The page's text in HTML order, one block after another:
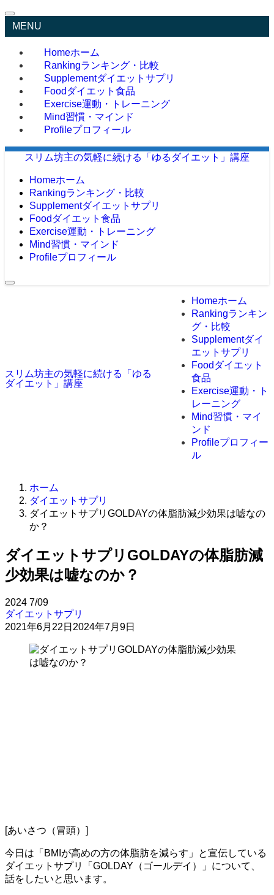
MENU
Homeホーム
Rankingランキング・比較
Supplementダイエットサプリ
Food ダイエット食品
Exercise運動・トレーニング
Mind習慣・マインド
Profileプロフィール
スリム坊主の気軽に続ける「ゆるダイエット」講座
Homeホーム
Rankingランキング・比較
Supplementダイエットサプリ
Food ダイエット食品
Exercise運動・トレーニング
Mind習慣・マインド
Profileプロフィール
スリム坊主の気軽に続ける「ゆる
ダイエット」講座
Homeホーム
Rankingランキン
グ・比較
Supplementダイ
エットサプリ
Food ダイエット
食品
Exercise運動・ト
レーニング
Mind習慣・マイ
ンド
Profileプロフィー
ル
ホーム
ダイエットサプリ
ダイエットサプリGOLDAYの体脂肪減少効果は嘘なの
か？
ダイエットサプリGOLDAYの体脂肪減
少効果は嘘なのか？
2024 7/09
ダイエットサプリ
2021年6月22日 2024年7月9日
[あいさつ（冒頭）]
今日は「BMIが高めの方の体脂肪を減らす」と宣伝している
ダイエットサプリ「GOLDAY（ゴールデイ）」について、
話をしたいと思います。